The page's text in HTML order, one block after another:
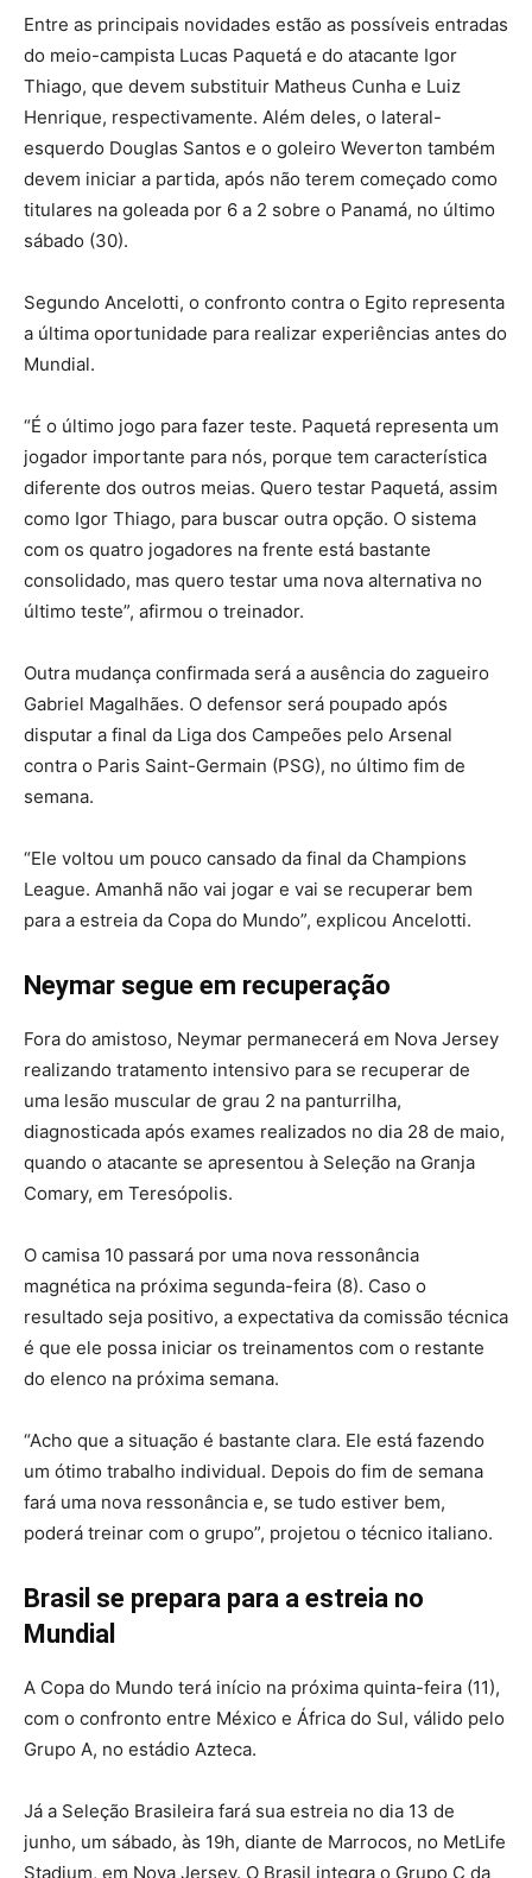
Entre as principais novidades estão as possíveis entradas
do meio-campista Lucas Paquetá e do atacante Igor
Thiago, que devem substituir Matheus Cunha e Luiz
Henrique, respectivamente. Além deles, o lateral-
esquerdo Douglas Santos e o goleiro Weverton também
devem iniciar a partida, após não terem começado como
titulares na goleada por 6 a 2 sobre o Panamá, no último
sábado (30).
Segundo Ancelotti, o confronto contra o Egito representa
a última oportunidade para realizar experiências antes do
Mundial.
“É o último jogo para fazer teste. Paquetá representa um
jogador importante para nós, porque tem característica
diferente dos outros meias. Quero testar Paquetá, assim
como Igor Thiago, para buscar outra opção. O sistema
com os quatro jogadores na frente está bastante
consolidado, mas quero testar uma nova alternativa no
último teste”, afirmou o treinador.
Outra mudança confirmada será a ausência do zagueiro
Gabriel Magalhães. O defensor será poupado após
disputar a final da Liga dos Campeões pelo Arsenal
contra o Paris Saint-Germain (PSG), no último fim de
semana.
“Ele voltou um pouco cansado da final da Champions
League. Amanhã não vai jogar e vai se recuperar bem
para a estreia da Copa do Mundo”, explicou Ancelotti.
Neymar segue em recuperação
Fora do amistoso, Neymar permanecerá em Nova Jersey
realizando tratamento intensivo para se recuperar de
uma lesão muscular de grau 2 na panturrilha,
diagnosticada após exames realizados no dia 28 de maio,
quando o atacante se apresentou à Seleção na Granja
Comary, em Teresópolis.
O camisa 10 passará por uma nova ressonância
magnética na próxima segunda-feira (8). Caso o
resultado seja positivo, a expectativa da comissão técnica
é que ele possa iniciar os treinamentos com o restante
do elenco na próxima semana.
“Acho que a situação é bastante clara. Ele está fazendo
um ótimo trabalho individual. Depois do fim de semana
fará uma nova ressonância e, se tudo estiver bem,
poderá treinar com o grupo”, projetou o técnico italiano.
Brasil se prepara para a estreia no
Mundial
A Copa do Mundo terá início na próxima quinta-feira (11),
com o confronto entre México e África do Sul, válido pelo
Grupo A, no estádio Azteca.
Já a Seleção Brasileira fará sua estreia no dia 13 de
junho, um sábado, às 19h, diante de Marrocos, no MetLife
Stadium, em Nova Jersey. O Brasil integra o Grupo C da